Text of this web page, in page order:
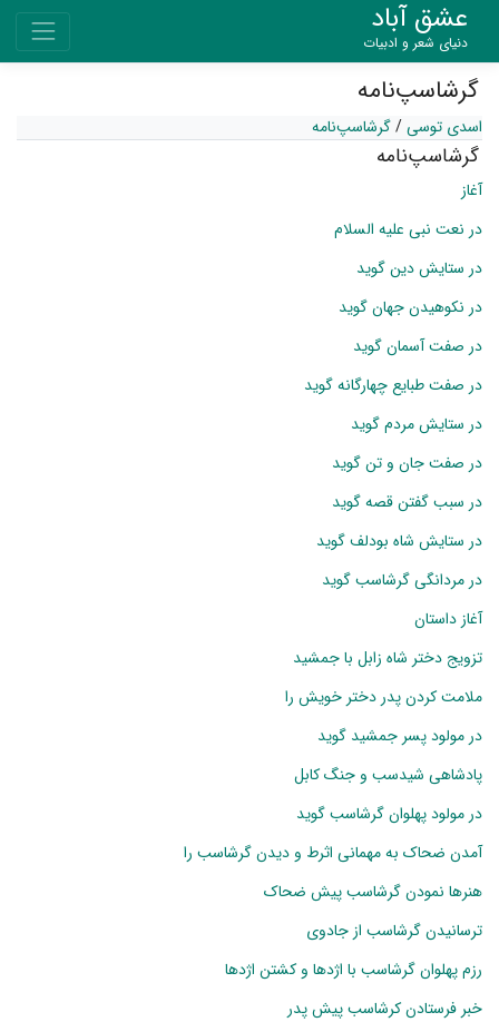
عشق آباد
دنیای شعر و ادبیات
گرشاسپ‌نامه
اسدی توسی/گرشاسپ‌نامه
گرشاسپ‌نامه
آغاز
در نعت نبی علیه السلام
در ستایش دین گوید
در نکوهیدن جهان گوید
در صفت آسمان گوید
در صفت طبایع چهارگانه گوید
در ستایش مردم گوید
در صفت جان و تن گوید
در سبب گفتن قصه گوید
در ستایش شاه بودلف گوید
در مردانگی گرشاسب گوید
آغاز داستان
تزویج دختر شاه زابل با جمشید
ملامت کردن پدر دختر خویش را
در مولود پسر جمشید گوید
پادشاهی شیدسب و جنگ کابل
در مولود پهلوان گرشاسب گوید
آمدن ضحاک به مهمانی اثرط و دیدن گرشاسب را
هنرها نمودن گرشاسب پیش ضحاک
ترسانیدن گرشاسب از جادوی
رزم پهلوان گرشاسب با اژدها و کشتن اژدها
خبر فرستادن کرشاسب پیش پدر